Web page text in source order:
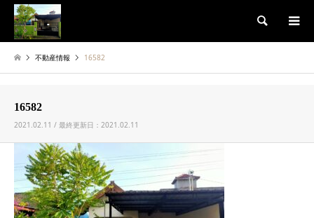
検索
不動産情報 16582
16582
2021.02.11 / 最終更新日：2021.02.11